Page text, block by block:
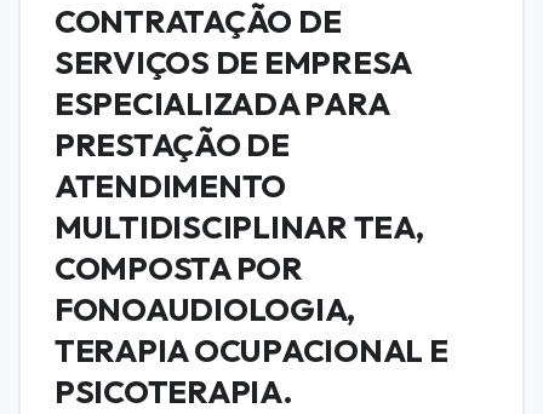
CONTRATAÇÃO DE
SERVIÇOS DE EMPRESA
ESPECIALIZADA PARA
PRESTAÇÃO DE
ATENDIMENTO
MULTIDISCIPLINAR TEA,
COMPOSTA POR
FONOAUDIOLOGIA,
TERAPIA OCUPACIONAL E
PSICOTERAPIA.